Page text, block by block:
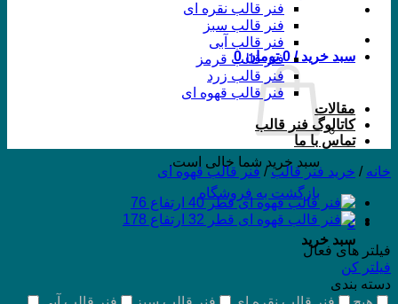
سبد خرید / 0 تومان 0
سبد خرید شما خالی است.
بازگشت به فروشگاه
0
سبد خرید
فنر قالب نقره ای
فنر قالب سبز
فنر قالب آبی
فنر قالب قرمز
فنر قالب زرد
فنر قالب قهوه ای
مقالات
کاتالوگ فنر قالب
تماس با ما
خانه / خرید فنر قالب / فنر قالب قهوه ای
فیلتر های فعال
فیلتر کن
دسته بندی